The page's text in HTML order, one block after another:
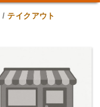
/テイクアウト